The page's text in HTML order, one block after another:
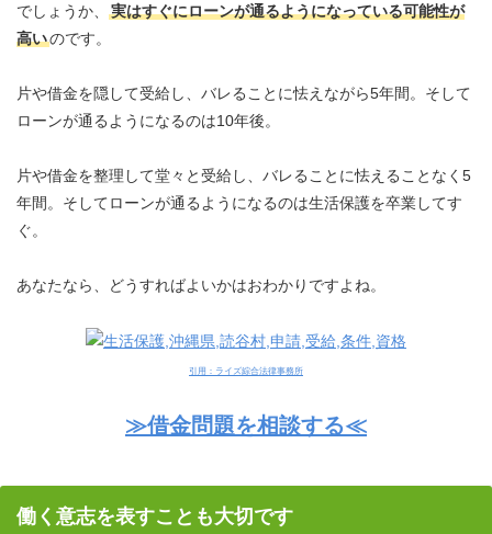
でしょうか、
実はすぐにローンが通るようになっている可能性が
高いのです。
片や借金を隠して受給し、バレることに怯えながら5年間。そして
ローンが通るようになるのは10年後。
片や借金を整理して堂々と受給し、バレることに怯えることなく5
年間。そしてローンが通るようになるのは生活保護を卒業してす
ぐ。
あなたなら、どうすればよいかはおわかりですよね。
引用：ライズ綜合法律事務所
≫借金問題を相談する≪
働く意志を表すことも大切です